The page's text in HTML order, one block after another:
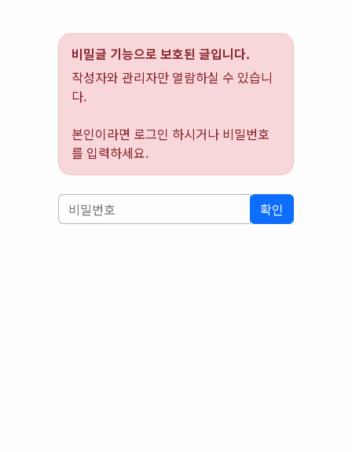
비밀글 기능으로 보호된 글입니다.
작성자와 관리자만 열람하실 수 있습니
다.
본인이라면 로그인 하시거나 비밀번호
를 입력하세요.
확인